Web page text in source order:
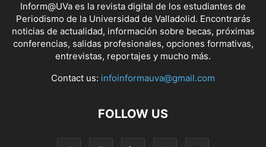
Inform@UVa es la revista digital de los estudiantes de
Periodismo de la Universidad de Valladolid. Encontrarás
noticias de actualidad, información sobre becas, próximas
conferencias, salidas profesionales, opciones formativas,
entrevistas, reportajes y mucho más.
Contact us: infoinformauva@gmail.com
FOLLOW US